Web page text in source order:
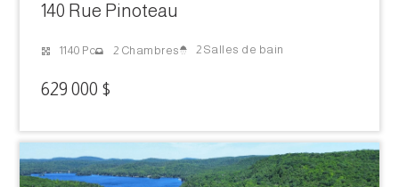
140 Rue Pinoteau
1140 Pc 2 Chambres 2 Salles de bain
629 000 $